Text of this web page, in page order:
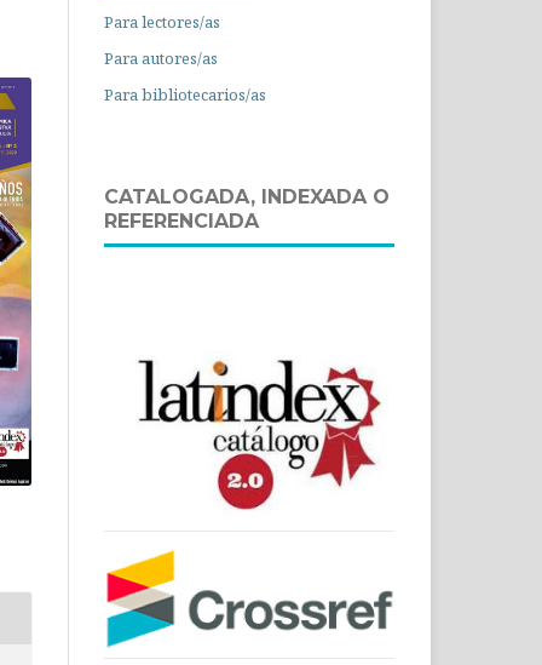
Para lectores/as
Para autores/as
Para bibliotecarios/as
CATALOGADA, INDEXADA O
REFERENCIADA